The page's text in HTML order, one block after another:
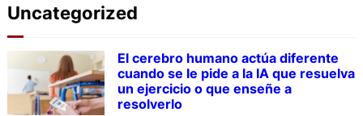
Uncategorized
El cerebro humano actúa diferente
cuando se le pide a la IA que resuelva
un ejercicio o que enseñe a
resolverlo